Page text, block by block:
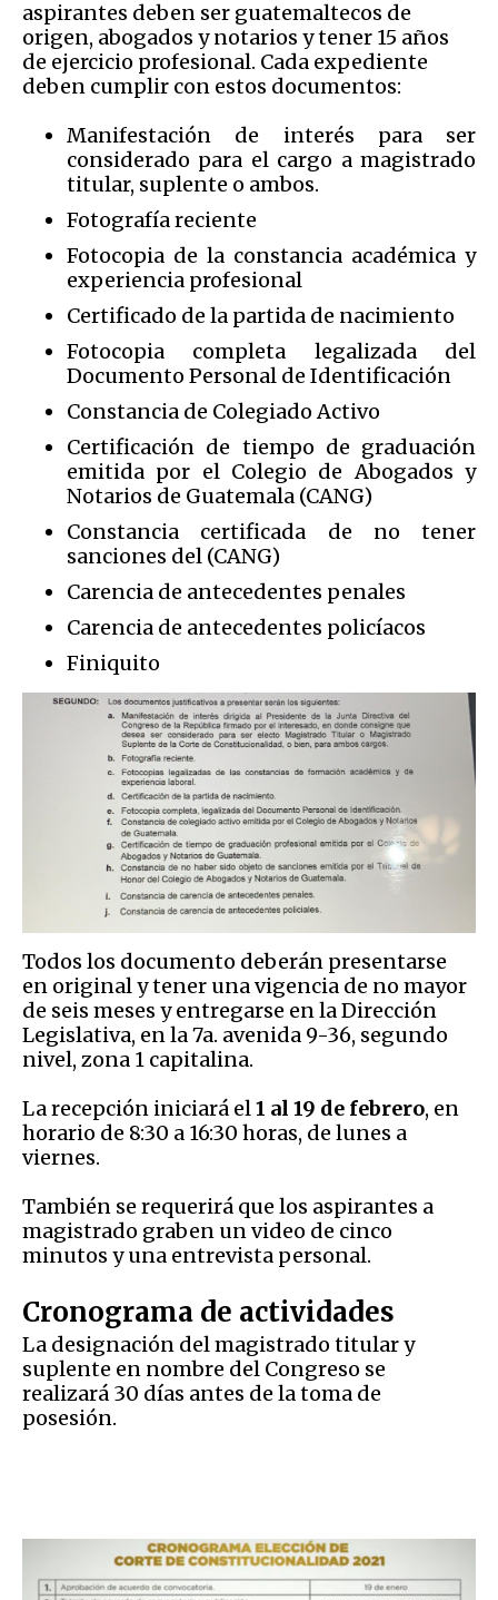
aspirantes deben ser guatemaltecos de
origen, abogados y notarios y tener 15 años
de ejercicio profesional. Cada expediente
deben cumplir con estos documentos:
Manifestación de interés para ser
considerado para el cargo a magistrado
titular, suplente o ambos.
Fotografía reciente
Fotocopia de la constancia académica y
experiencia profesional
Certificado de la partida de nacimiento
Fotocopia completa legalizada del
Documento Personal de Identificación
Constancia de Colegiado Activo
Certificación de tiempo de graduación
emitida por el Colegio de Abogados y
Notarios de Guatemala (CANG)
Constancia certificada de no tener
sanciones del (CANG)
Carencia de antecedentes penales
Carencia de antecedentes policíacos
Finiquito
Todos los documento deberán presentarse
en original y tener una vigencia de no mayor
de seis meses y entregarse en la Dirección
Legislativa, en la 7a. avenida 9-36, segundo
nivel, zona 1 capitalina.
La recepción iniciará el1 al 19 de febrero, en
horario de 8:30 a 16:30 horas, de lunes a
viernes.
También se requerirá que los aspirantes a
magistrado graben un video de cinco
minutos y una entrevista personal.
Cronograma de actividades
La designación del magistrado titular y
suplente en nombre del Congreso se
realizará 30 días antes de la toma de
posesión.